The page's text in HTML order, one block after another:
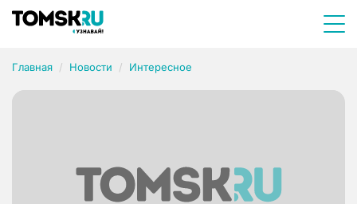
Главная Новости Интересное